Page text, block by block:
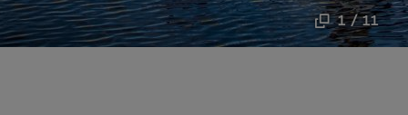
1 / 11